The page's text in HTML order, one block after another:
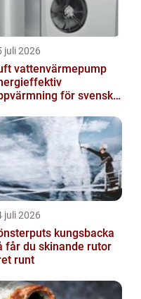
juli 2026
vattenvärmepump
för svenska
juli 2026
kungsbacka
får du skinande rutor
runt